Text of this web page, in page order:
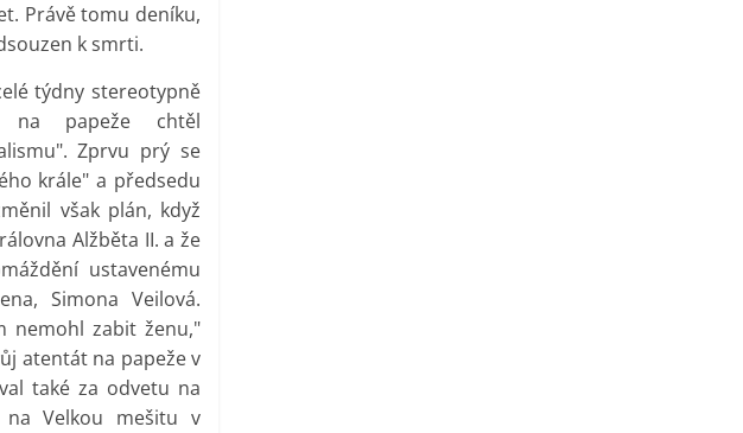
Právě tomu deníku,
k smrti.
týdny stereotypně
na papeže chtěl
Zprvu prý se
krále" a předsedu
však plán, když
Alžběta II. a že
ustavenému
Simona Veilová.
nemohl zabit ženu,"
atentát na papeže v
také za odvetu na
na Velkou mešitu v